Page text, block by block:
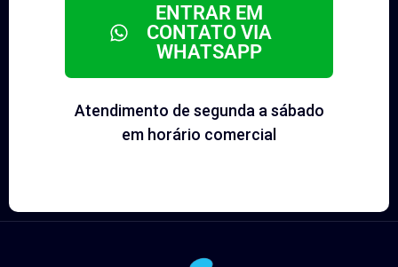
ENTRAR EM
CONTATO VIA
WHATSAPP
Atendimento de segunda a sábado
em horário comercial